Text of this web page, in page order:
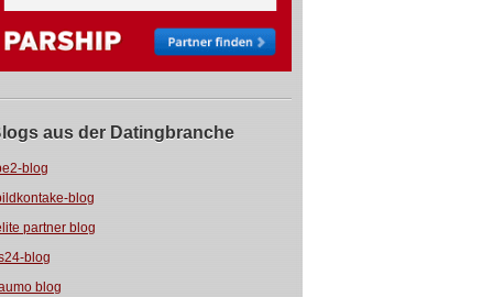
aus der Datingbranche
blog
blog
partner blog
blog
blog